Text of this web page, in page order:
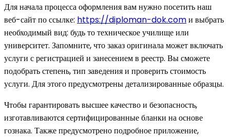
Для начала процесса оформления вам нужно посетить наш
веб-сайт по ссылке: https://diploman-dok.comи выбрать
необходимый вид: будь то техническое училище или
университет. Запомните, что заказ оригинала может включать
услуги с регистрацией и занесением в реестр. Вы сможете
подобрать степень, тип заведения и проверить стоимость
услуги. Для этого предусмотрены детализированные образцы.
Чтобы гарантировать высшее качество и безопасность,
изготавливаются сертифицированные бланки на основе
гознака. Также предусмотрено подробное приложение,